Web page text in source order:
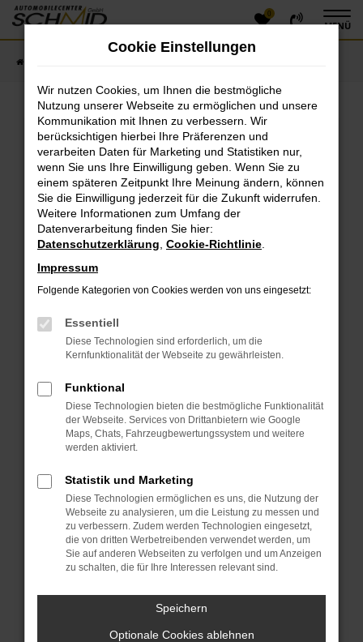
Zum
Hauptinhalt
0
MENÜ
Fehler: Network Error
Beim Laden ist ein Fehler aufgetreten.
Hier sind ein paar Tipps, die dir helfen können:
Überprüfe deine Firewall und deine
Internetverbindung.
Laden andere Webseiten, zum Beispiel deine
Suchmaschine?
Prüfe deine Browsererweiterungen.
das Laden bestimmter Seiten verhindern.
Funktioniert die Seite in einem anderen Browser
oder in einem privaten Fenster?
Das kann manchmal helfen, vorübergehende
Probleme zu beheben.
Stelle sicher, dass dein Browser und dein
Betriebssystem auf dem neuesten Stand sind.
Sicherheitsrisiko, sondern kann auch dazu führen,
dass bestimmte Funktionen nicht mehr
unterstützt werden.
Wende dich an den Webseitenbetreiber.
Wenn du alle oben genannten Schritte versucht
hast, kontaktiere uns bitte. Wir werden versuchen,
das Problem zu beheben. Du kannst uns diesen
Text schicken, um uns bei der Fehlersuche zu
unterstützen:
Cookie Einstellungen
Wir nutzen Cookies, um Ihnen die bestmögliche
Nutzung unserer Webseite zu ermöglichen und unsere
Kommunikation mit Ihnen zu verbessern. Wir
berücksichtigen hierbei Ihre Präferenzen und
verarbeiten Daten für Marketing und Statistiken nur,
wenn Sie uns Ihre Einwilligung geben. Wenn Sie zu
einem späteren Zeitpunkt Ihre Meinung ändern, können
Sie die Einwilligung jederzeit für die Zukunft widerrufen.
Weitere Informationen zum Umfang der
Datenverarbeitung finden Sie hier:
Datenschutzerklärung Cookie-Richtlinie
Impressum
Folgende Kategorien von Cookies werden von uns eingesetzt:
Essentiell
Diese Technologien sind erforderlich, um die
Kernfunktionalität der Webseite zu gewährleisten.
Funktional
Diese Technologien bieten die bestmögliche Funktionalität
der Webseite. Services von Drittanbietern wie Google
Maps, Chats, Fahrzeugbewertungssystem und weitere
werden aktiviert.
Statistik und Marketing
Diese Technologien ermöglichen es uns, die Nutzung der
Webseite zu analysieren, um die Leistung zu messen und
zu verbessern. Zudem werden Technologien eingesetzt,
die von dritten Werbetreibenden verwendet werden, um
Sie auf anderen Webseiten zu verfolgen und um Anzeigen
zu schalten, die für Ihre Interessen relevant sind.
Speichern
Optionale Cookies ablehnen